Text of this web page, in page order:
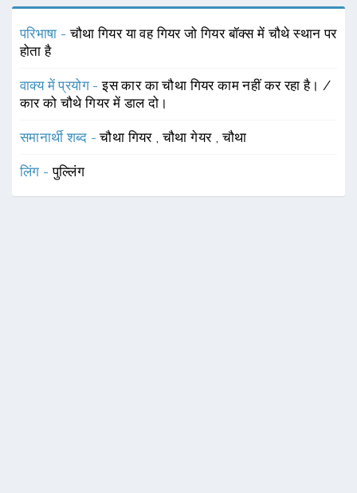
परिभाषा -चौथा गियर या वह गियर जो गियर बॉक्स में चौथे स्थान पर
होता है
वाक्य में प्रयोग -इस कार का चौथा गियर काम नहीं कर रहा है। /
कार को चौथे गियर में डाल दो।
समानार्थी शब्द -चौथा गियर ,चौथा गेयर ,चौथा
लिंग -पुल्लिंग